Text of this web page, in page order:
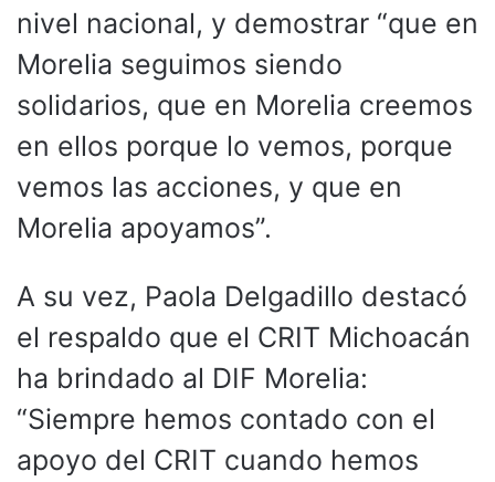
nivel nacional, y demostrar “que en
Morelia seguimos siendo
solidarios, que en Morelia creemos
en ellos porque lo vemos, porque
vemos las acciones, y que en
Morelia apoyamos”.
A su vez, Paola Delgadillo destacó
el respaldo que el CRIT Michoacán
ha brindado al DIF Morelia:
“Siempre hemos contado con el
apoyo del CRIT cuando hemos